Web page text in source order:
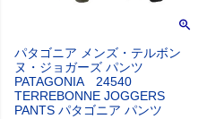
パタゴニア メンズ・テルボン
ヌ・ジョガーズ パンツ
PATAGONIA 24540
TERREBONNE JOGGERS
PANTS パタゴニア パンツ